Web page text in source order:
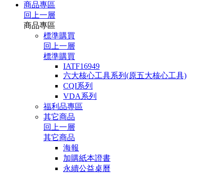
商品專區
回上一層
商品專區
標準購買
回上一層
標準購買
IATF16949
六大核心工具系列(原五大核心工具)
CQI系列
VDA系列
福利品專區
其它商品
回上一層
其它商品
海報
加購紙本證書
永續公益桌曆